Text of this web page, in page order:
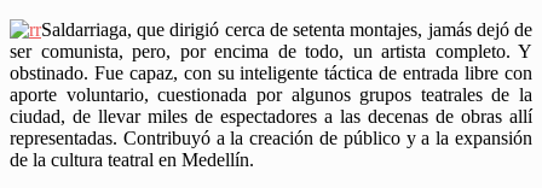
Saldarriaga, que dirigió cerca de setenta montajes, jamás dejó de
ser comunista, pero, por encima de todo, un artista completo. Y
obstinado. Fue capaz, con su inteligente táctica de entrada libre con
aporte voluntario, cuestionada por algunos grupos teatrales de la
ciudad, de llevar miles de espectadores a las decenas de obras allí
representadas. Contribuyó a la creación de público y a la expansión
de la cultura teatral en Medellín.